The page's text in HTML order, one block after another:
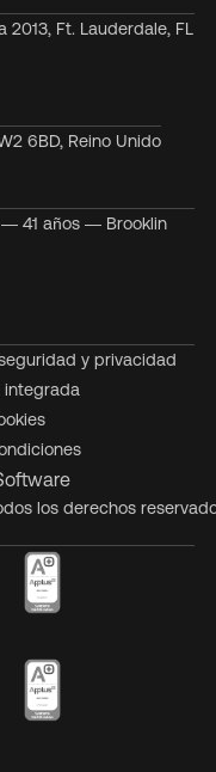
2013, Ft. Lauderdale, FL
6BD, Reino Unido
— 41 años — Brooklin
y privacidad
integrada
los derechos